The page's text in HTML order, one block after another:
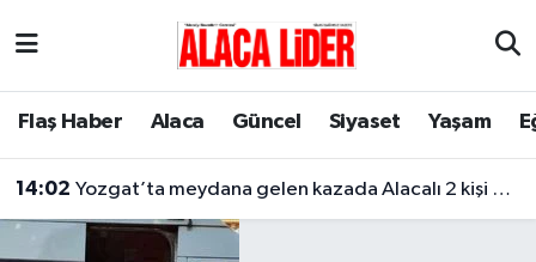
Flaş Haber Alaca Güncel Siyaset Yaşam
14:02 Yozgat’ta meydana gelen kazada Alacalı 2 kişi hayatını kaybetti
Çorum Nöbetçi Eczaneler